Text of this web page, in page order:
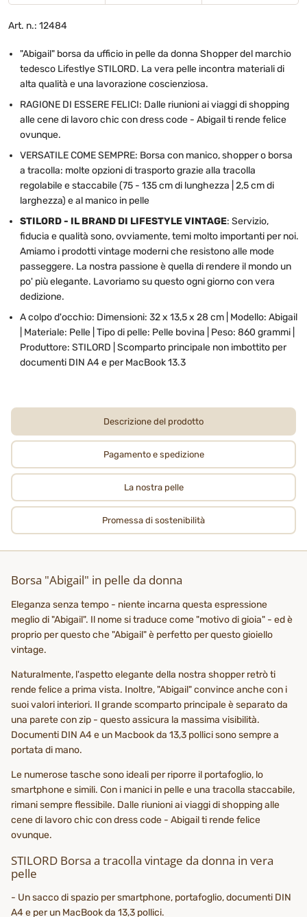
Art. n.: 12484
"Abigail" borsa da ufficio in pelle da donna Shopper del marchio
tedesco Lifestlye STILORD. La vera pelle incontra materiali di
alta qualità e una lavorazione coscienziosa.
RAGIONE DI ESSERE FELICI: Dalle riunioni ai viaggi di shopping
alle cene di lavoro chic con dress code - Abigail ti rende felice
ovunque.
VERSATILE COME SEMPRE: Borsa con manico, shopper o borsa
a tracolla: molte opzioni di trasporto grazie alla tracolla
regolabile e staccabile (75 - 135 cm di lunghezza | 2,5 cm di
larghezza) e al manico in pelle
STILORD - IL BRAND DI LIFESTYLE VINTAGE: Servizio,
fiducia e qualità sono, ovviamente, temi molto importanti per noi.
Amiamo i prodotti vintage moderni che resistono alle mode
passeggere. La nostra passione è quella di rendere il mondo un
po' più elegante. Lavoriamo su questo ogni giorno con vera
dedizione.
A colpo d'occhio: Dimensioni: 32 x 13,5 x 28 cm | Modello: Abigail
| Materiale: Pelle | Tipo di pelle: Pelle bovina | Peso: 860 grammi |
Produttore: STILORD | Scomparto principale non imbottito per
documenti DIN A4 e per MacBook 13.3
Descrizione del prodotto
Pagamento e spedizione
La nostra pelle
Promessa di sostenibilità
Borsa "Abigail" in pelle da donna
Eleganza senza tempo - niente incarna questa espressione
meglio di "Abigail". Il nome si traduce come "motivo di gioia" - ed è
proprio per questo che "Abigail" è perfetto per questo gioiello
vintage.
Naturalmente, l'aspetto elegante della nostra shopper retrò ti
rende felice a prima vista. Inoltre, "Abigail" convince anche con i
suoi valori interiori. Il grande scomparto principale è separato da
una parete con zip - questo assicura la massima visibilità.
Documenti DIN A4 e un Macbook da 13,3 pollici sono sempre a
portata di mano.
Le numerose tasche sono ideali per riporre il portafoglio, lo
smartphone e simili. Con i manici in pelle e una tracolla staccabile,
rimani sempre flessibile. Dalle riunioni ai viaggi di shopping alle
cene di lavoro chic con dress code - Abigail ti rende felice
ovunque.
STILORD Borsa a tracolla vintage da donna in vera
pelle
- Un sacco di spazio per smartphone, portafoglio, documenti DIN
A4 e per un MacBook da 13,3 pollici.